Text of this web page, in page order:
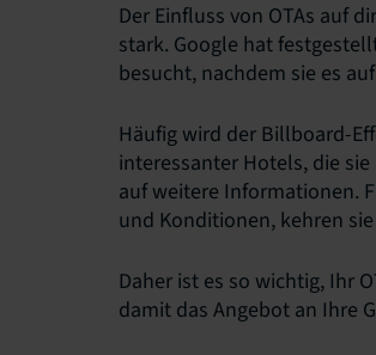
Der Einfluss von OTAs auf
stark. Google hat
besucht, nachdem sie es
Häufig wird der Billboard-
interessanter Hotels, die
auf weitere Informationen.
und Konditionen, kehren
Daher ist es so wichtig, Ihr
damit das Angebot an Ihre